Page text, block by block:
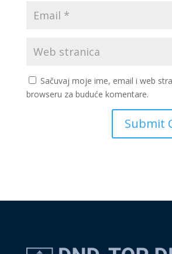
Sačuvaj moje ime, email i web
browseru za buduće komentare.